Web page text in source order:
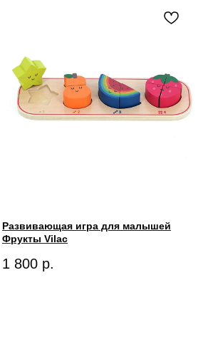
Развивающая игра для малышей
Фрукты Vilac
1 800 р.